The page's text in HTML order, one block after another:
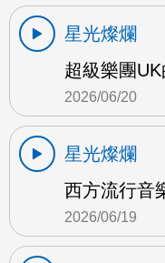
星光燦爛
超級樂團
2026/06/20
星光燦爛
西方流行音
2026/06/19